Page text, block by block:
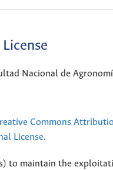
License
Nacional de
Commons
License.
to maintain the